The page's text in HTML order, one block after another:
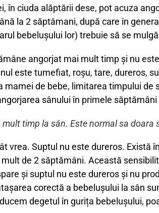
în ciuda alăptării dese, pot acuza
la 2 săptâmani, după care în
bebelușului lor) trebuie să se
angorjat mai mult timp și nu
este tumefiat, roșu, tare, dureros,
de bebe, limitarea timpului de
sânului în primele
mult timp la sân. Este normal sa doara
vrea. Suptul nu este dureros.
de 2 săptămâni. Această
și suptul nu este dureros și nu
corectă a bebelușului la sân
degetul în gurița bebelușului,